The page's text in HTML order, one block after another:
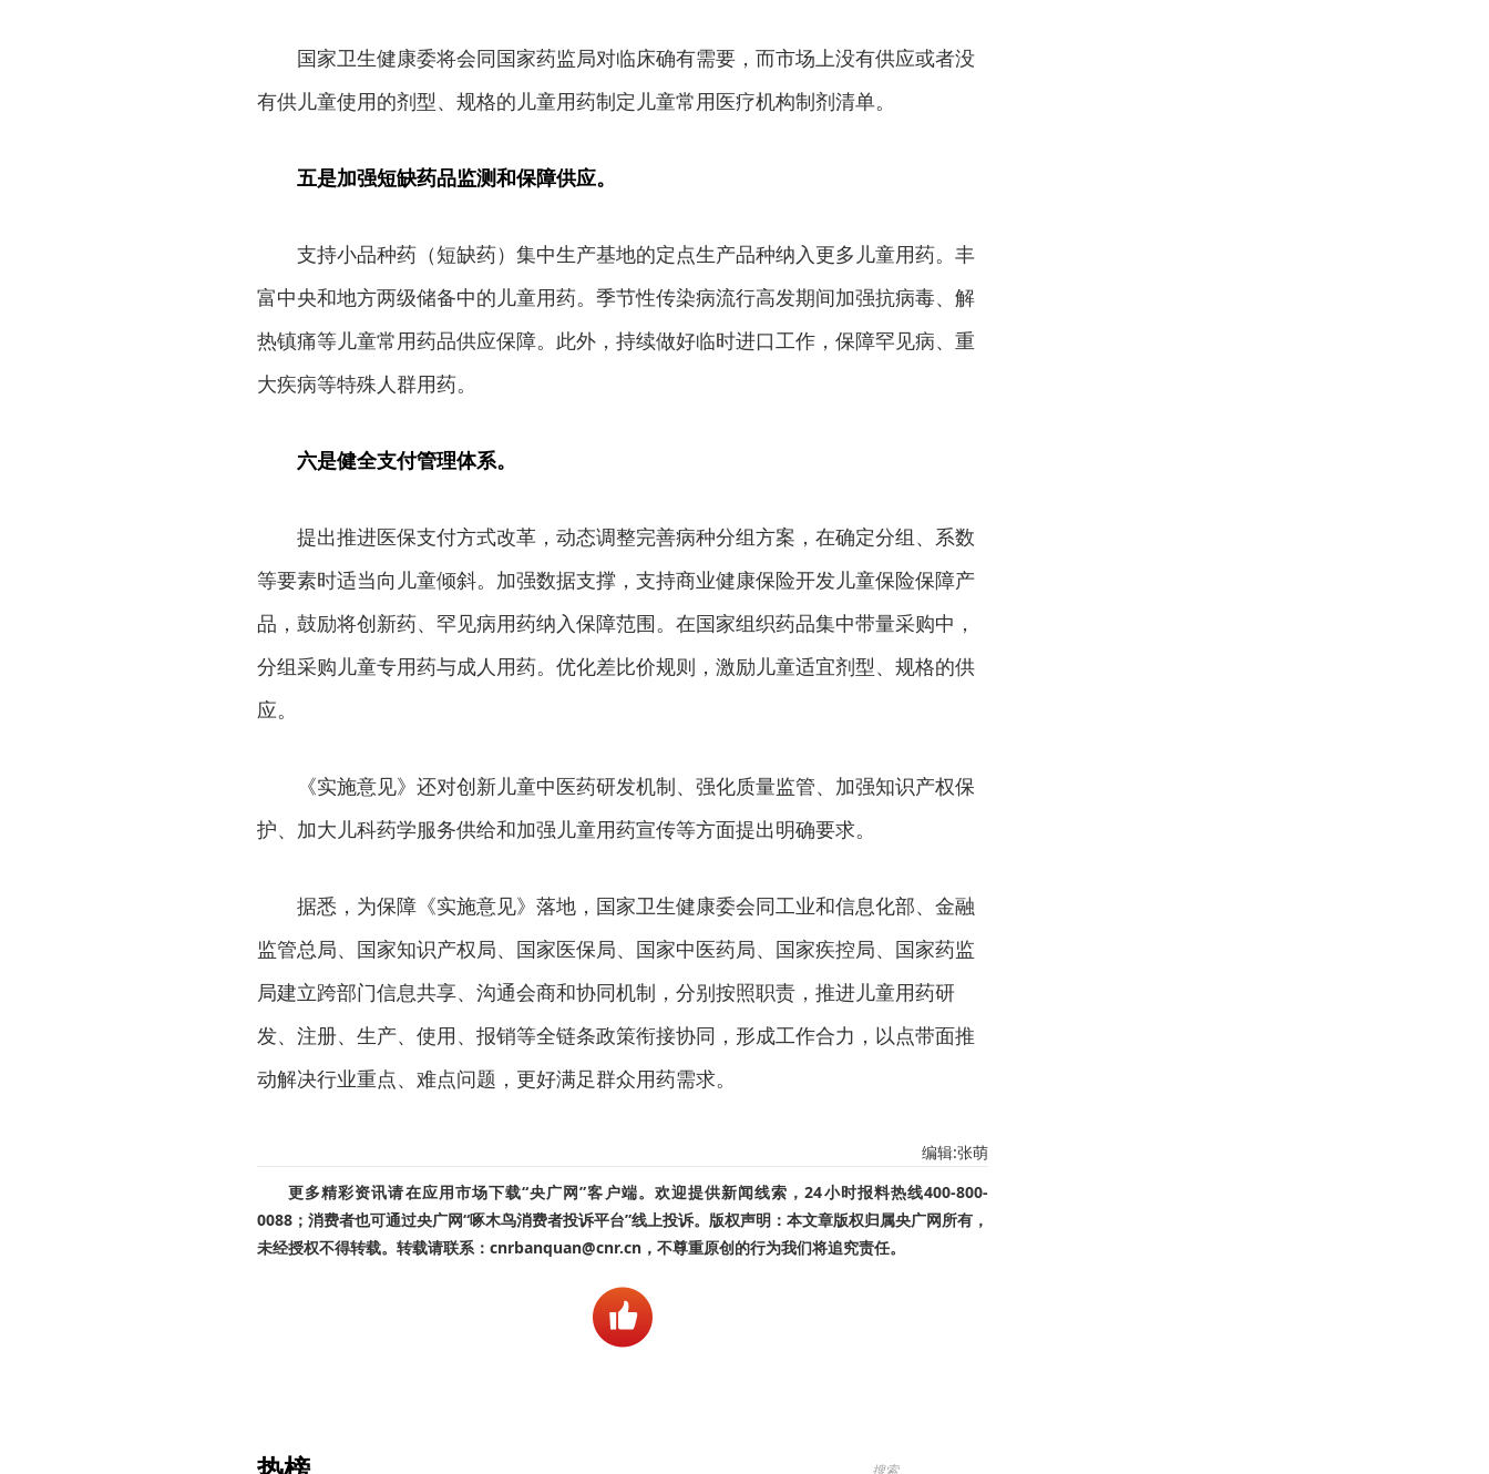
国家卫生健康委将会同国家药监局对临床确有需要，而市场上没有供应或者没
有供儿童使用的剂型、规格的儿童用药制定儿童常用医疗机构制剂清单。
五是加强短缺药品监测和保障供应。
支持小品种药（短缺药）集中生产基地的定点生产品种纳入更多儿童用药。丰
富中央和地方两级储备中的儿童用药。季节性传染病流行高发期间加强抗病毒、解
热镇痛等儿童常用药品供应保障。此外，持续做好临时进口工作，保障罕见病、重
大疾病等特殊人群用药。
六是健全支付管理体系。
提出推进医保支付方式改革，动态调整完善病种分组方案，在确定分组、系数
等要素时适当向儿童倾斜。加强数据支撑，支持商业健康保险开发儿童保险保障产
品，鼓励将创新药、罕见病用药纳入保障范围。在国家组织药品集中带量采购中，
分组采购儿童专用药与成人用药。优化差比价规则，激励儿童适宜剂型、规格的供
应。
《实施意见》还对创新儿童中医药研发机制、强化质量监管、加强知识产权保
护、加大儿科药学服务供给和加强儿童用药宣传等方面提出明确要求。
据悉，为保障《实施意见》落地，国家卫生健康委会同工业和信息化部、金融
监管总局、国家知识产权局、国家医保局、国家中医药局、国家疾控局、国家药监
局建立跨部门信息共享、沟通会商和协同机制，分别按照职责，推进儿童用药研
发、注册、生产、使用、报销等全链条政策衔接协同，形成工作合力，以点带面推
动解决行业重点、难点问题，更好满足群众用药需求。
编辑:张萌
更多精彩资讯请在应用市场下载“央广网”客户端。欢迎提供新闻线索，24小时报料热线400-800-
0088；消费者也可通过央广网“啄木鸟消费者投诉平台”线上投诉。版权声明：本文章版权归属央广网所有，
未经授权不得转载。转载请联系：cnrbanquan@cnr.cn，不尊重原创的行为我们将追究责任。